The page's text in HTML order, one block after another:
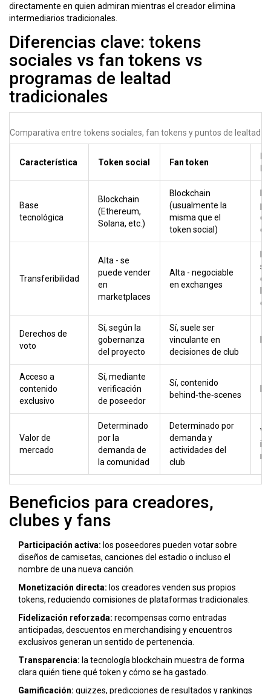
directamente en quien admiran mientras el creador elimina
intermediarios tradicionales.
Diferencias clave: tokens
sociales vs fan tokens vs
programas de lealtad
tradicionales
Comparativa entre tokens sociales, fan tokens y puntos de lealtad
Característica Token social Fan token
Base
tecnológica
Blockchain
(Ethereum,
Solana, etc.)
Blockchain
(usualmente la
misma que el
token social)
de
Transferibilidad
Alta - se
puede vender
en
marketplaces
Alta - negociable
en exchanges
Derechos de
voto
Sí, según la
gobernanza
del proyecto
Sí, suele ser
vinculante en
decisiones de club
Acceso a
contenido
exclusivo
Sí, mediante
verificación
de poseedor
Sí, contenido
behind‑the‑scenes
Valor de
mercado
Determinado
por la
demanda de
la comunidad
Determinado por
demanda y
actividades del
club
Beneficios para creadores,
clubes y fans
Participación activa: los poseedores pueden votar sobre
diseños de camisetas, canciones del estadio o incluso el
nombre de una nueva canción.
Monetización directa: los creadores venden sus propios
tokens, reduciendo comisiones de plataformas tradicionales.
Fidelización reforzada: recompensas como entradas
anticipadas, descuentos en merchandising y encuentros
exclusivos generan un sentido de pertenencia.
Transparencia: la tecnología blockchain muestra de forma
clara quién tiene qué token y cómo se ha gastado.
Gamificación: quizzes, predicciones de resultados y rankings